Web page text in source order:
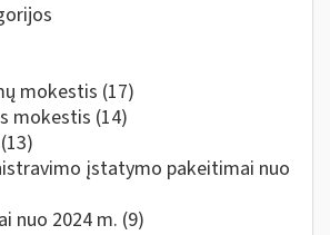
mokestis (17)
mokestis (14)
(13)
įstatymo pakeitimai nuo
nuo 2024 m. (9)